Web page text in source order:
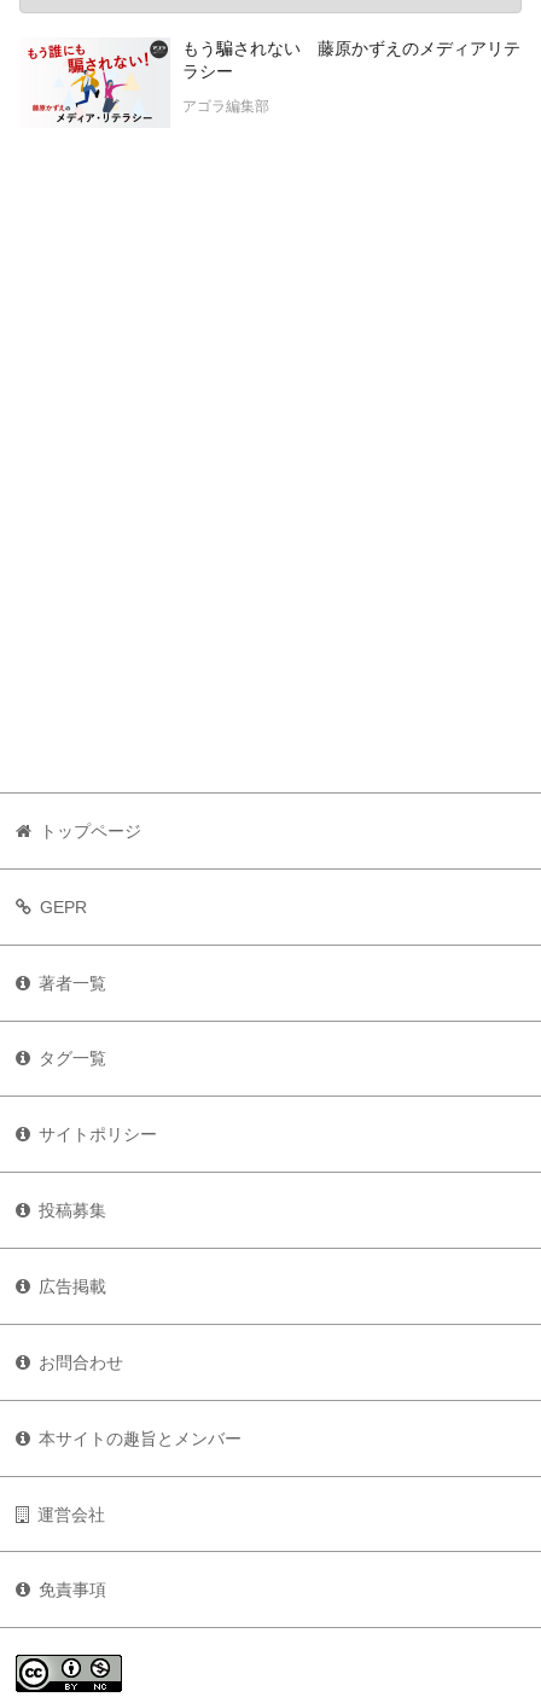
もう騙されない 藤原かずえのメディアリテ
ラシー
アゴラ編集部
トップページ
GEPR
著者一覧
タグ一覧
サイトポリシー
投稿募集
広告掲載
お問合わせ
本サイトの趣旨とメンバー
運営会社
免責事項